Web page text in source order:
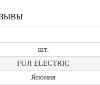
шт.
FUJI ELECTRIC
Япония